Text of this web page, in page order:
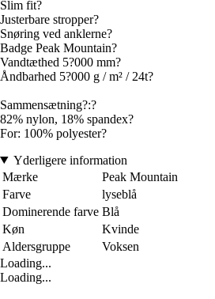
Slim fit?
Justerbare stropper?
Snøring ved anklerne?
Badge Peak Mountain?
Vandtæthed 5?000 mm?
Åndbarhed 5?000 g / m² / 24t?
Sammensætning?:?
82% nylon, 18% spandex?
For: 100% polyester?
Yderligere information
Mærke
Peak Mountain
Farve
lyseblå
Dominerende farve Blå
Køn
Kvinde
Aldersgruppe
Voksen
Loading...
Loading...